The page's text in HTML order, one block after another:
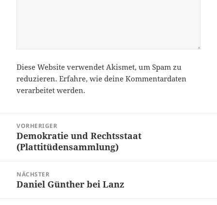
Diese Website verwendet Akismet, um Spam zu
reduzieren.Erfahre, wie deine Kommentardaten
verarbeitet werden.
VORHERIGER
Vorheriger
Beitrag:
Demokratie und Rechtsstaat
(Plattitüdensammlung)
NÄCHSTER
Nächster
Daniel Günther bei Lanz